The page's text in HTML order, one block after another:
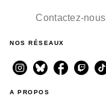
Contactez-nous
NOS RÉSEAUX
A PROPOS